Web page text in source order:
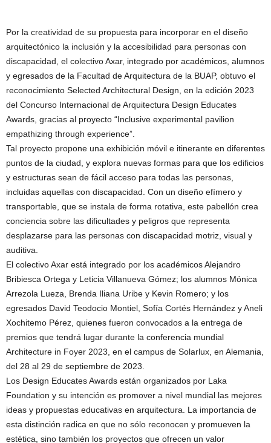
Por la creatividad de su propuesta para incorporar en el diseño
arquitectónico la inclusión y la accesibilidad para personas con
discapacidad, el colectivo Axar, integrado por académicos, alumnos
y egresados de la Facultad de Arquitectura de la BUAP, obtuvo el
reconocimiento Selected Architectural Design, en la edición 2023
del Concurso Internacional de Arquitectura Design Educates
Awards, gracias al proyecto “Inclusive experimental pavilion
empathizing through experience”.
Tal proyecto propone una exhibición móvil e itinerante en diferentes
puntos de la ciudad, y explora nuevas formas para que los edificios
y estructuras sean de fácil acceso para todas las personas,
incluidas aquellas con discapacidad. Con un diseño efímero y
transportable, que se instala de forma rotativa, este pabellón crea
conciencia sobre las dificultades y peligros que representa
desplazarse para las personas con discapacidad motriz, visual y
auditiva.
El colectivo Axar está integrado por los académicos Alejandro
Bribiesca Ortega y Leticia Villanueva Gómez; los alumnos Mónica
Arrezola Lueza, Brenda Iliana Uribe y Kevin Romero; y los
egresados David Teodocio Montiel, Sofía Cortés Hernández y Aneli
Xochitemo Pérez, quienes fueron convocados a la entrega de
premios que tendrá lugar durante la conferencia mundial
Architecture in Foyer 2023, en el campus de Solarlux, en Alemania,
del 28 al 29 de septiembre de 2023.
Los Design Educates Awards están organizados por Laka
Foundation y su intención es promover a nivel mundial las mejores
ideas y propuestas educativas en arquitectura. La importancia de
esta distinción radica en que no sólo reconocen y promueven la
estética, sino también los proyectos que ofrecen un valor